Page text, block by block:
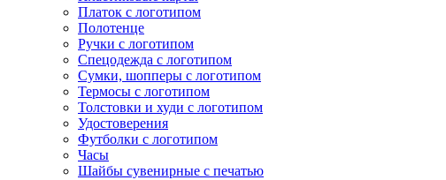
Платок с логотипом
Полотенце
Ручки с логотипом
Спецодежда с логотипом
Сумки, шопперы с логотипом
Термосы с логотипом
Толстовки и худи с логотипом
Удостоверения
Футболки с логотипом
Часы
Шайбы сувенирные с печатью